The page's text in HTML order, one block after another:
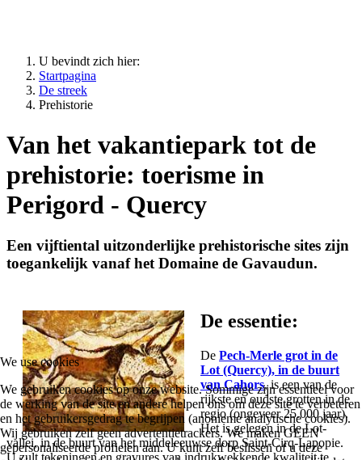
U bevindt zich hier:
Startpagina
De streek
Prehistorie
Van het vakantiepark tot de
prehistorie: toerisme in
Perigord - Quercy
Een vijftiental uitzonderlijke prehistorische sites zijn
toegankelijk vanaf het Domaine de Gavaudun.
De essentie:
De Pech-Merle grot in de
Lot (Quercy), in de buurt
van Cahors, is een van de
rijkste en oudste grotten in de
regio (ongeveer 25.000 jaar).
Het is gelegen in de Lot-
vallei, in de buurt van het middeleeuwse dorp Saint-Cirq-Lapopie.
U zult tekeningen en gravures van indrukwekkende kwaliteit te
We use cookies
We gebruiken cookies op onze website. Sommige zijn essentieel voor
de werking van de site en andere helpen ons om deze site te verbeteren
en het gebruikersgedrag te begrijpen (anonieme analytische cookies).
Wij gebruiken zelf geen advertentietrackers. We maken GEEN
gepersonaliseerde profielen aan. U kunt zelf beslissen of u deze